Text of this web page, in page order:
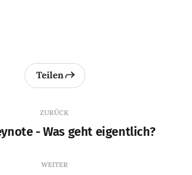
ZURÜCK
- Was geht eigentlich?
Teilen
WEITER